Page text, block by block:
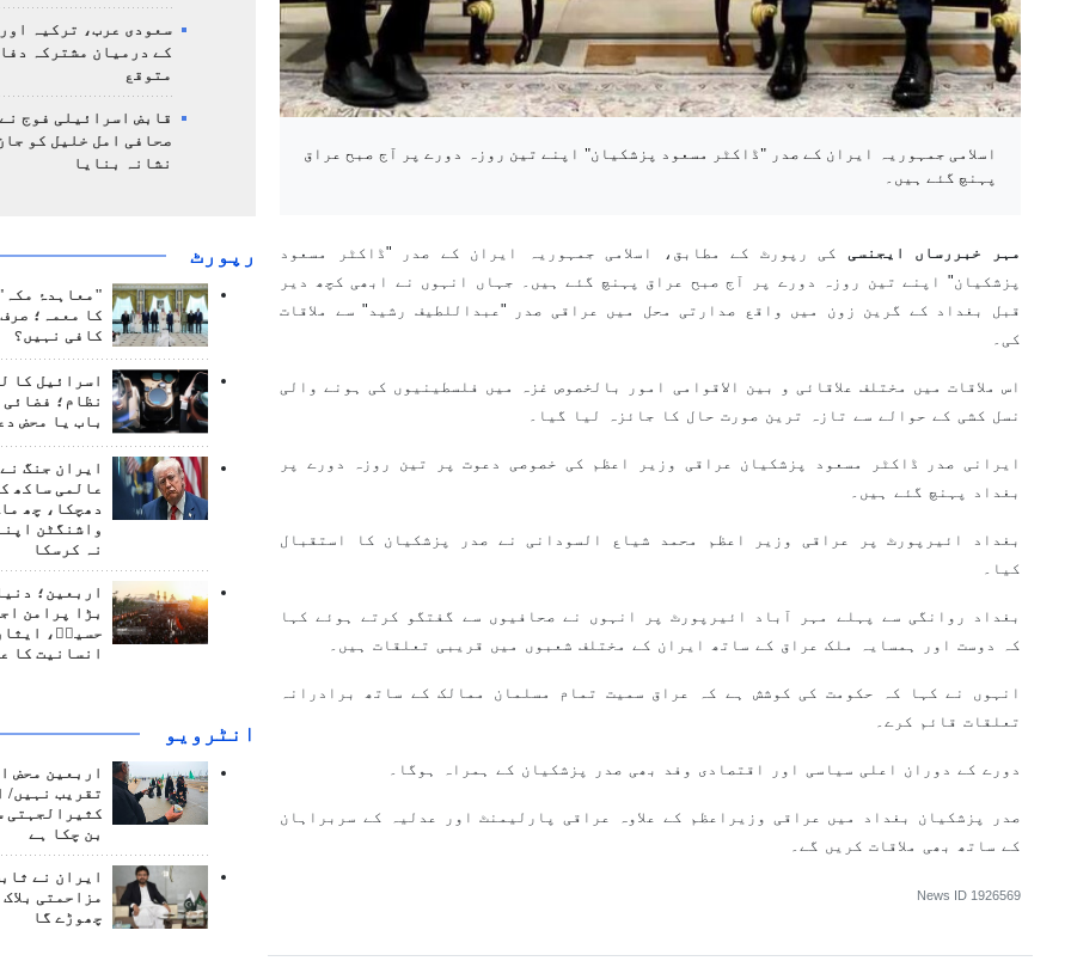
اسلامی جمہوریہ ایران کے صدر "ڈاکٹر مسعود پزشکیان" اپنے تین روزہ دورے پر آج صبح عراق
پہنچ گئے ہیں۔
مہر خبررساں ایجنسی کی رپورٹ کے مطابق، اسلامی جمہوریہ ایران کے صدر "ڈاکٹر مسعود
پزشکیان" اپنے تین روزہ دورے پر آج صبح عراق پہنچ گئے ہیں۔ جہاں انہوں نے ابھی کچھ دیر
قبل بغداد کے گرین زون میں واقع صدارتی محل میں عراقی صدر "عبداللطیف رشید" سے ملاقات
کی۔
اس ملاقات میں مختلف علاقائی و بین الاقوامی امور بالخصوص غزہ میں فلسطینیوں کی ہونے والی
نسل کشی کے حوالے سے تازہ ترین صورت حال کا جائزہ لیا گیا۔
ایرانی صدر ڈاکٹر مسعود پزشکیان عراقی وزیر اعظم کی خصوصی دعوت پر تین روزہ دورے پر
بغداد پہنچ گئے ہیں۔
بغداد ائیرپورٹ پر عراقی وزیر اعظم محمد شیاع السودانی نے صدر پزشکیان کا استقبال
کیا۔
بغداد روانگی سے پہلے مہر آباد ائیرپورٹ پر انہوں نے صحافیوں سے گفتگو کرتے ہوئے کہا
کہ دوست اور ہمسایہ ملک عراق کے ساتھ ایران کے مختلف شعبوں میں قریبی تعلقات ہیں۔
انہوں نے کہا کہ حکومت کی کوشش ہے کہ عراق سمیت تمام مسلمان ممالک کے ساتھ برادرانہ
تعلقات قائم کرے۔
دورے کے دوران اعلی سیاسی اور اقتصادی وفد بھی صدر پزشکیان کے ہمراہ ہوگا۔
صدر پزشکیان بغداد میں عراقی وزیراعظم کے علاوہ عراقی پارلیمنٹ اور عدلیہ کے سربراہان
کے ساتھ بھی ملاقات کریں گے۔
News ID 1926569
سعودی عرب، ترکیہ
کے درمیان مشترکہ
متوقع
قابض اسرائیلی فوج
صحافی امل خلیل کو
نشانہ بنایا
رپورٹ
"معاہدۂ
کا معمہ؛
کافی نہیں؟
اسرائیل کا
نظام؛ فضائی
باب یا محض
ایران جنگ
عالمی ساکھ
دھچکا، چھ
واشنگٹن
نہ کرسکا
اربعین؛
بڑا پرامن
حسینؑ،
انسانیت کا
انٹرويو
اربعین محض
تقریب نہیں/
کثیرالجہتی
بن چکا ہے
ایران نے
مزاحمتی
چھوڑے گا